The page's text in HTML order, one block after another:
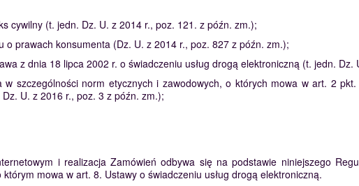
cywilny (t. jedn. Dz. U. z 2014 r., poz. 121. z późn. zm.);
o prawach konsumenta (Dz. U. z 2014 r., poz. 827 z późn. zm.);
z dnia 18 lipca 2002 r. o świadczeniu usług drogą elektroniczną (t. jedn. Dz.
szczególności norm etycznych i zawodowych, o których mowa w art. 2 pkt.
U. z 2016 r., poz. 3 z późn. zm.);
i realizacja Zamówień odbywa się na podstawie niniejszego
mowa w art. 8. Ustawy o świadczeniu usług drogą elektroniczną.